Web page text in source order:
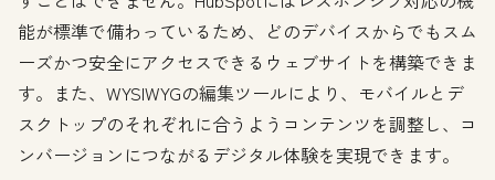
能が標準で備わっているため、どのデバイスからでもスム
ーズかつ安全にアクセスできるウェブサイトを構築できま
す。また、WYSIWYGの編集ツールにより、モバイルとデ
スクトップのそれぞれに合うようコンテンツを調整し、コ
ンバージョンにつながるデジタル体験を実現できます。